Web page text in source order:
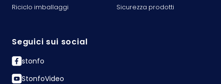
Riciclo imballaggi Sicurezza prodotti
Seguici sui social
stonfo
StonfoVideo